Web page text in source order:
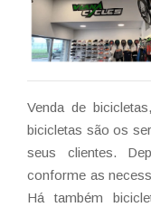
Venda de
bicicletas são os
seus clientes.
conforme as
Há também